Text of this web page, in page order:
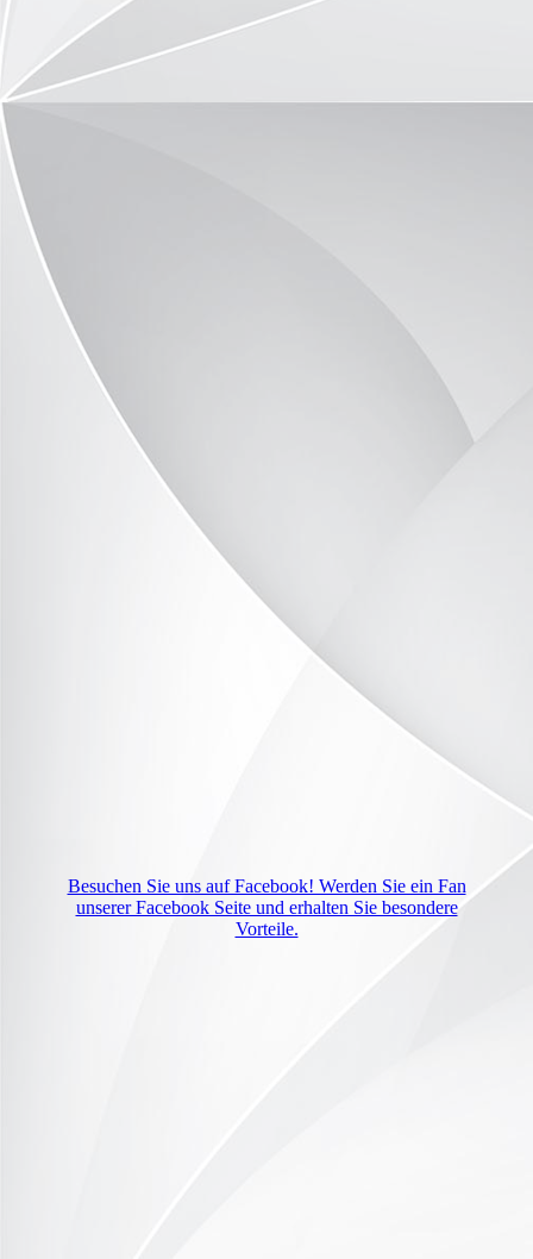
Besuchen Sie uns auf Facebook! Werden Sie ein Fan
unserer Facebook Seite und erhalten Sie besondere
Vorteile.